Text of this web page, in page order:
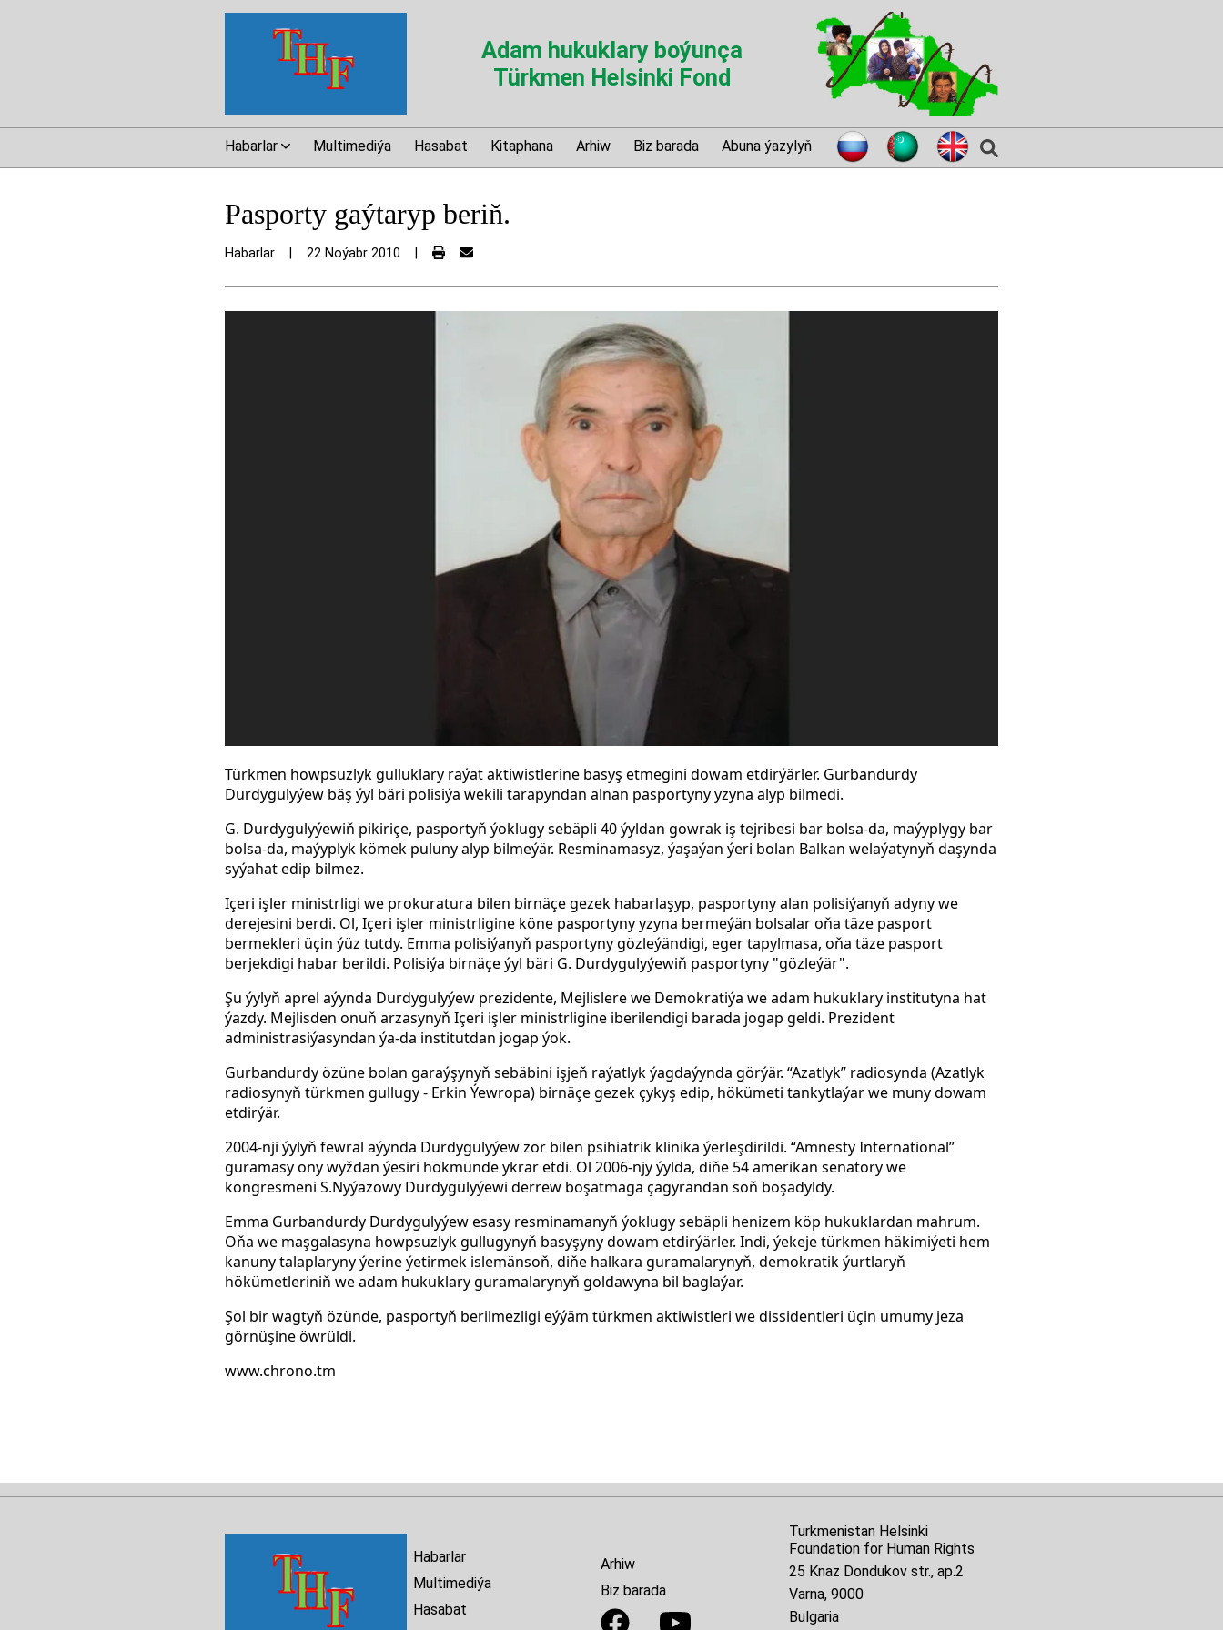
Adam hukuklary boýunça
Türkmen Helsinki Fond
Habarlar Multimediýa Hasabat Kitaphana Arhiw Biz barada Abuna ýazylyň
Pasporty gaýtaryp beriň.
Habarlar 22 Noýabr 2010
Türkmen howpsuzlyk gulluklary raýat aktiwistlerine basyş etmegini dowam etdirýärler. Gurbandurdy
Durdygulyýew bäş ýyl bäri polisiýa wekili tarapyndan alnan pasportyny yzyna alyp bilmedi.
G. Durdygulyýewiň pikiriçe, pasportyň ýoklugy sebäpli 40 ýyldan gowrak iş tejribesi bar bolsa-da, maýyplygy bar
bolsa-da, maýyplyk kömek puluny alyp bilmeýär. Resminamasyz, ýaşaýan ýeri bolan Balkan welaýatynyň daşynda
syýahat edip bilmez.
Içeri işler ministrligi we prokuratura bilen birnäçe gezek habarlaşyp, pasportyny alan polisiýanyň adyny we
derejesini berdi. Ol, Içeri işler ministrligine köne pasportyny yzyna bermeýän bolsalar oňa täze pasport
bermekleri üçin ýüz tutdy. Emma polisiýanyň pasportyny gözleýändigi, eger tapylmasa, oňa täze pasport
berjekdigi habar berildi. Polisiýa birnäçe ýyl bäri G. Durdygulyýewiň pasportyny "gözleýär".
Şu ýylyň aprel aýynda Durdygulyýew prezidente, Mejlislere we Demokratiýa we adam hukuklary institutyna hat
ýazdy. Mejlisden onuň arzasynyň Içeri işler ministrligine iberilendigi barada jogap geldi. Prezident
administrasiýasyndan ýa-da institutdan jogap ýok.
Gurbandurdy özüne bolan garaýşynyň sebäbini işjeň raýatlyk ýagdaýynda görýär. “Azatlyk” radiosynda (Azatlyk
radiosynyň türkmen gullugy - Erkin Ýewropa) birnäçe gezek çykyş edip, hökümeti tankytlaýar we muny dowam
etdirýär.
2004-nji ýylyň fewral aýynda Durdygulyýew zor bilen psihiatrik klinika ýerleşdirildi. “Amnesty International”
guramasy ony wyždan ýesiri hökmünde ykrar etdi. Ol 2006-njy ýylda, diňe 54 amerikan senatory we
kongresmeni S.Nyýazowy Durdygulyýewi derrew boşatmaga çagyrandan soň boşadyldy.
Emma Gurbandurdy Durdygulyýew esasy resminamanyň ýoklugy sebäpli henizem köp hukuklardan mahrum.
Oňa we maşgalasyna howpsuzlyk gullugynyň basyşyny dowam etdirýärler. Indi, ýekeje türkmen häkimiýeti hem
kanuny talaplaryny ýerine ýetirmek islemänsoň, diňe halkara guramalarynyň, demokratik ýurtlaryň
hökümetleriniň we adam hukuklary guramalarynyň goldawyna bil baglaýar.
Şol bir wagtyň özünde, pasportyň berilmezligi eýýäm türkmen aktiwistleri we dissidentleri üçin umumy jeza
görnüşine öwrüldi.
www.chrono.tm
Habarlar
Multimediýa
Hasabat
Arhiw
Biz barada
Turkmenistan Helsinki
Foundation for Human Rights
25 Knaz Dondukov str., ap.2
Varna, 9000
Bulgaria